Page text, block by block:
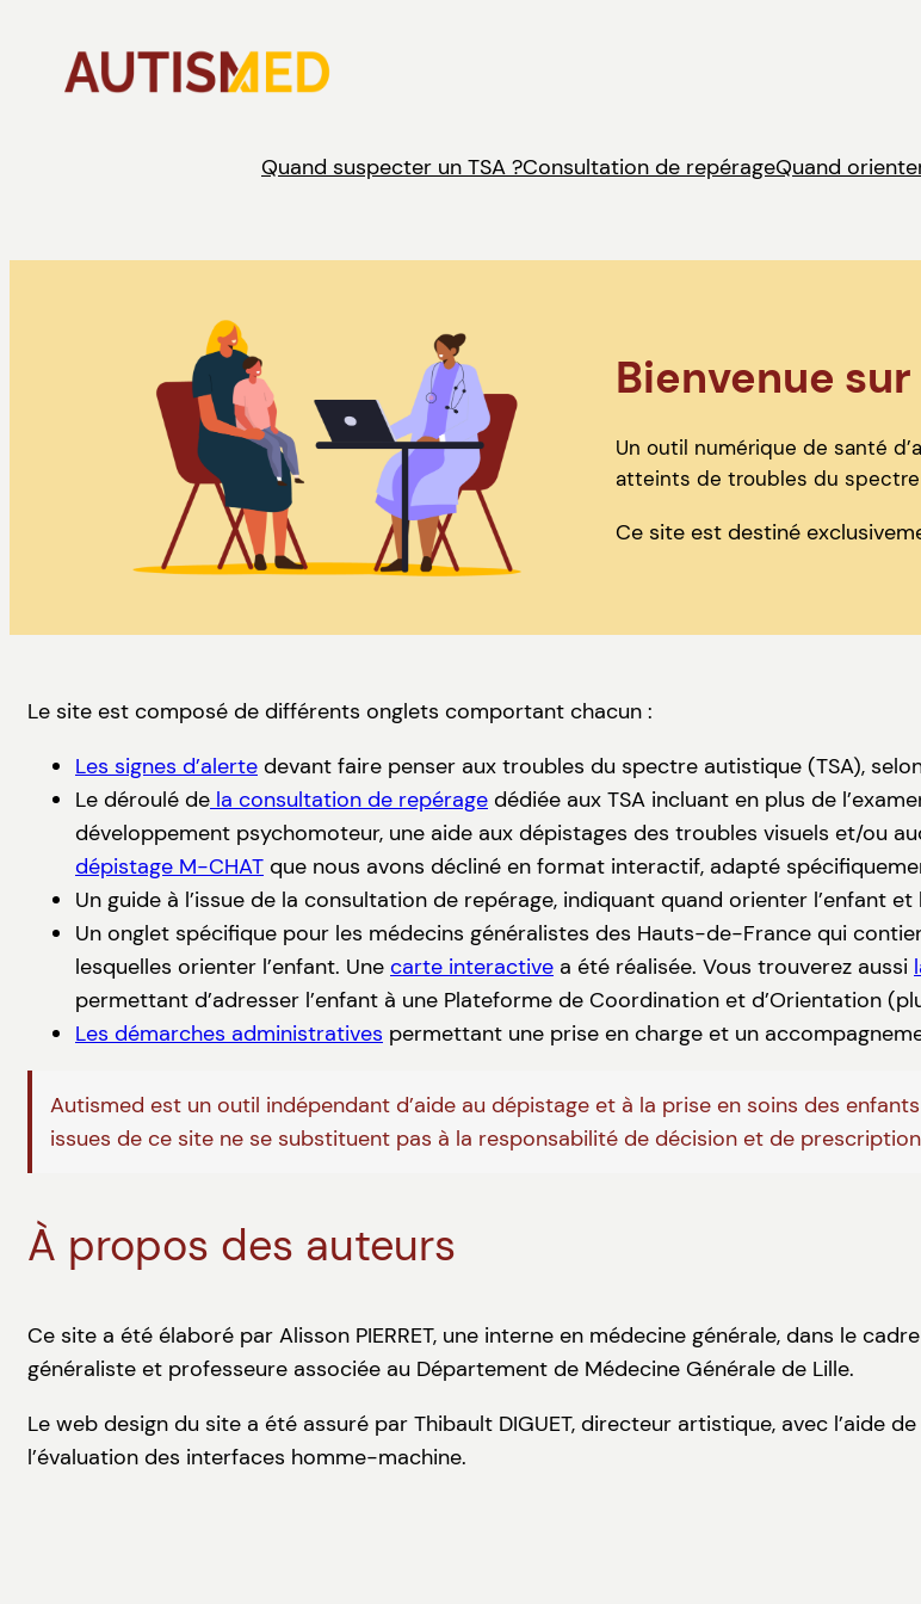
contenu
Quand suspecter un TSA ?Consultation de repérageQuand
Bienvenue
Un outil numérique de santé
atteints de troubles du
Ce site est destiné
Le site est composé de différents onglets comportant chacun :
Les signes d’alerte devant faire penser aux troubles du spectre autistique (TSA), selon
Le déroulé de la consultation de repérage dédiée aux TSA incluant en plus de
développement psychomoteur, une aide aux dépistages des troubles visuels et/ou
dépistage M-CHAT que nous avons décliné en format interactif, adapté
Un guide à l’issue de la consultation de repérage, indiquant quand orienter l’enfant et
Un onglet spécifique pour les médecins généralistes des Hauts-de-France qui
lesquelles orienter l’enfant. Une carte interactive a été réalisée. Vous trouverez aussi
permettant d’adresser l’enfant à une Plateforme de Coordination et d’Orientation
Les démarches administratives permettant une prise en charge et un
Autismed est un outil indépendant d’aide au dépistage et à la prise en soins des
issues de ce site ne se substituent pas à la responsabilité de décision et de
À propos des auteurs
Ce site a été élaboré par Alisson PIERRET, une interne en médecine générale, dans le
généraliste et professeure associée au Département de Médecine Générale de Lille.
Le web design du site a été assuré par Thibault DIGUET, directeur artistique, avec l’aide
l’évaluation des interfaces homme-machine.